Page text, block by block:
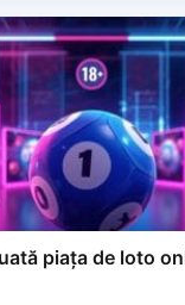
piața de loto